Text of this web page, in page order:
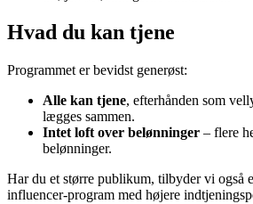
Hvad du kan tjene
Programmet er bevidst generøst:
Alle kan tjene, efterhånden som
lægges sammen.
Intet loft over belønninger – flere
belønninger.
Har du et større publikum, tilbyder vi også
influencer-program med højere